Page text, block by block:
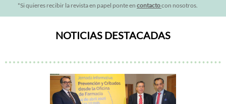
*Si quieres recibir la revista en papel ponte en contactocon nosotros.
NOTICIAS DESTACADAS